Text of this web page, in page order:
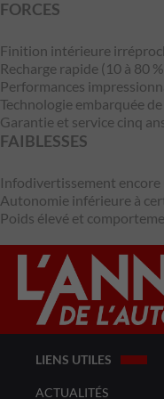
FORCES
Finition intérieure
Recharge rapide (10 à 80
Performances
Technologie embarquée
Garantie et service cinq
FAIBLESSES
Infodivertissement encore
Autonomie inférieure à
Poids élevé et
LIENS UTILES
ACTUALITÉS